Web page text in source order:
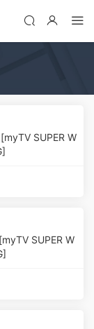
SUPER W
SUPER W